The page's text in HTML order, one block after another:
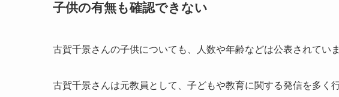
子供の有無も確認できない
古賀千景さんの子供についても、人数や年齢などは公表されていま
古賀千景さんは元教員として、子どもや教育に関する発信を多く